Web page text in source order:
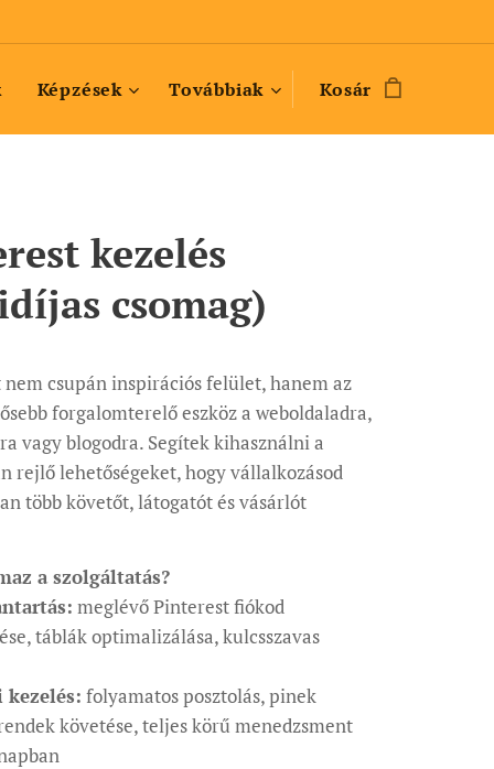
Képzések Továbbiak Kosár
kezelés
csomag)
csupán inspirációs felület, hanem az
forgalomterelő eszköz a weboldaladra,
vagy blogodra. Segítek kihasználni a
rejlő lehetőségeket, hogy vállalkozásod
több követőt, látogatót és vásárlót
a szolgáltatás?
meglévő Pinterest fiókod
táblák optimalizálása, kulcsszavas
kezelés: folyamatos posztolás, pinek
követése, teljes körű menedzsment